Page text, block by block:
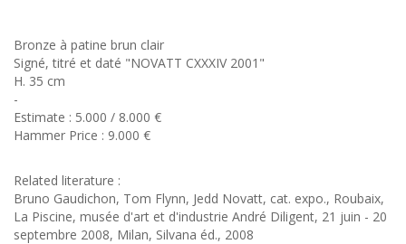
Bronze à patine brun clair
Signé, titré et daté "NOVATT CXXXIV 2001"
H. 35 cm
-
Estimate : 5.000 / 8.000 €
Hammer Price : 9.000 €
Related literature :
Bruno Gaudichon, Tom Flynn, Jedd Novatt, cat. expo., Roubaix,
La Piscine, musée d'art et d'industrie André Diligent, 21 juin - 20
septembre 2008, Milan, Silvana éd., 2008